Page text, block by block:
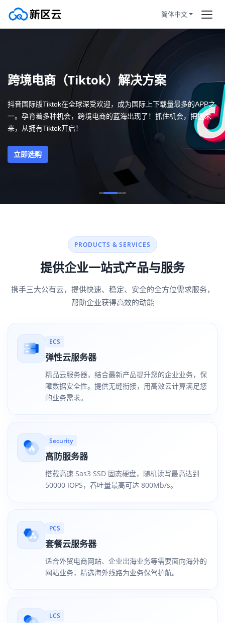
服务条款
拼团活动 HOT
加州洛杉矶投资60w设备托管，
双ISP住宅IP自营货源！
跨境电商（Tiktok）解决方案
云服务器100%独享使用，拒绝共
享关联风险
原生双ISP住宅认证，让您在跨境
业务中更加顺畅
简体中文
跨境电商（Tiktok）解决方案
抖音国际版Tiktok在全球深受欢迎，成为国际上下载量最多的APP之
一。孕育着多种机会，跨境电商的蓝海出现了！抓住机会，把握未
来，从拥有Tiktok开启！
立即选购
PRODUCTS & SERVICES
提供企业一站式产品与服务
携手三大公有云，提供快速、稳定、安全的全方位需求服务，
帮助企业获得高效的动能
ECS
弹性云服务器
精品云服务器，结合最新产品提升您的企业业务，保
障数据安全性。提供无缝衔接，用高效云计算满足您
的业务需求。
Security
高防服务器
搭载高速 Sas3 SSD 固态硬盘，随机读写最高达到
50000 IOPS，吞吐量最高可达 800Mb/s。
PCS
套餐云服务器
适合外贸电商网站、企业出海业务等需要面向海外的
网站业务，精选海外线路为业务保驾护航。
LCS